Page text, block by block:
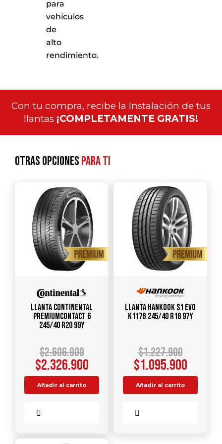
para
vehículos
de
alto
rendimiento.
Con tu compra, recibe la Instalación de tus
llantas ¡COMPLETAMENTE GRATIS!
Otras opcionespara ti
Llanta CONTINENTAL
PremiumContact 6
245/40 R20 99Y
$2.606.900
$2.326.900
Añadir al carrito
Llanta HANKOOK S1 Evo
K117B 245/40 R18 97Y
$1.227.900
$1.095.900
Añadir al carrito